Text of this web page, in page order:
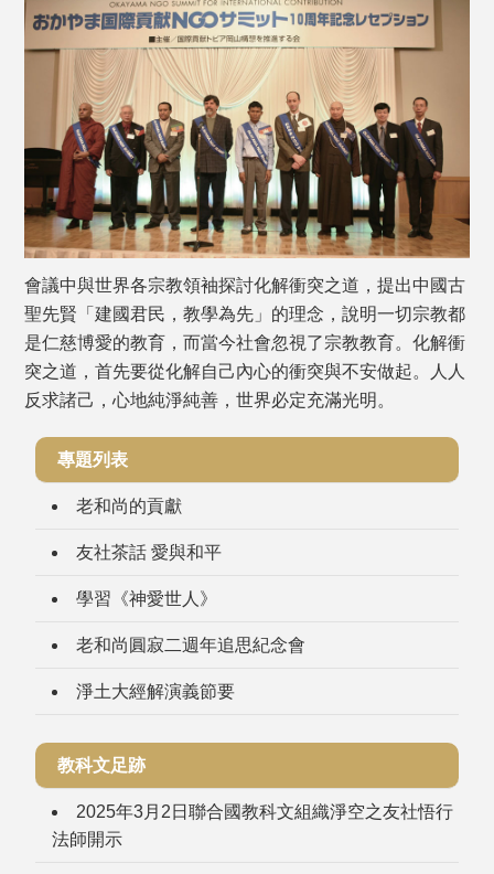
會議中與世界各宗教領袖探討化解衝突之道，提出中國古
聖先賢「建國君民，教學為先」的理念，說明一切宗教都
是仁慈博愛的教育，而當今社會忽視了宗教教育。化解衝
突之道，首先要從化解自己內心的衝突與不安做起。人人
反求諸己，心地純淨純善，世界必定充滿光明。
專題列表
老和尚的貢獻
友社茶話 愛與和平
學習《神愛世人》
老和尚圓寂二週年追思紀念會
淨土大經解演義節要
教科文足跡
2025年3月2日聯合國教科文組織淨空之友社悟行
法師開示